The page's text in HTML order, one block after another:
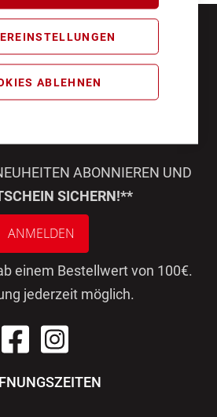
ABLEHNEN
ABONNIEREN UND
SICHERN!**
ANMELDEN
einem Bestellwert von 100€.
jederzeit möglich.